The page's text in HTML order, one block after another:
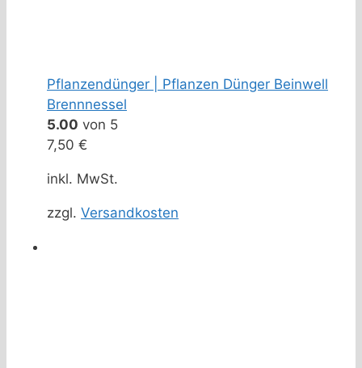
Pflanzendünger | Pflanzen Dünger Beinwell
Brennnessel
5.00 von 5
7,50 €
inkl. MwSt.
zzgl. Versandkosten